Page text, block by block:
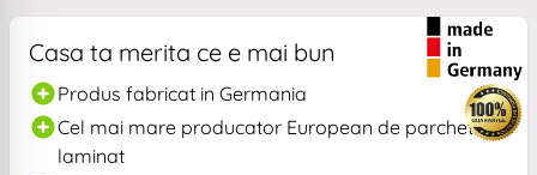
Casa ta merita ce e mai bun
Produs fabricat in Germania
Cel mai mare producator European de parchet
laminat